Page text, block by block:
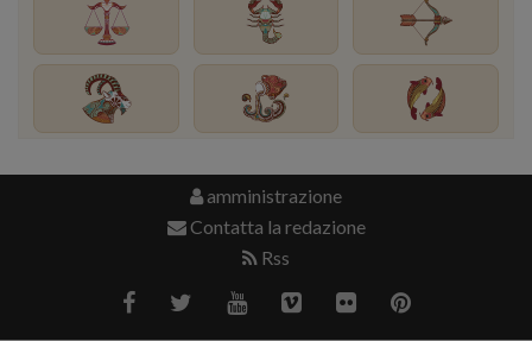
amministrazione
Contatta la redazione
Rss